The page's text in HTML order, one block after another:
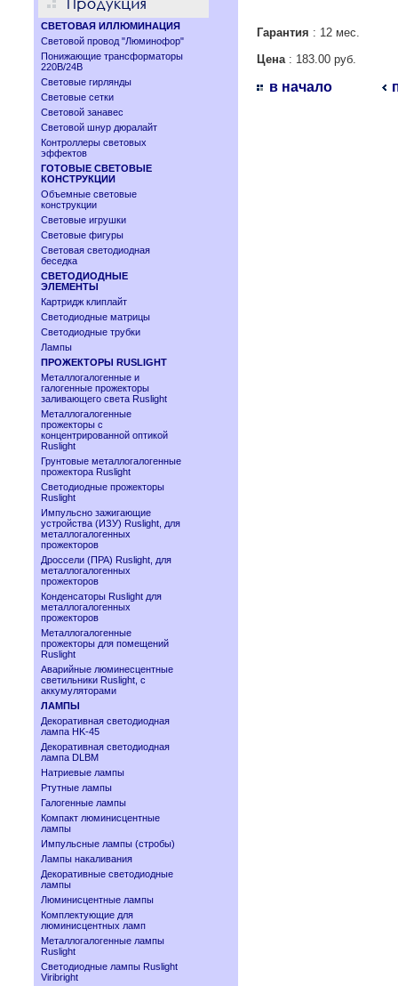
СВЕТОВАЯ ИЛЛЮМИНАЦИЯ
Световой провод "Люминофор"
Понижающие трансформаторы
220В/24В
Световые гирлянды
Световые сетки
Световой занавес
Световой шнур дюралайт
Контроллеры световых
эффектов
ГОТОВЫЕ СВЕТОВЫЕ
КОНСТРУКЦИИ
Объемные световые
конструкции
Световые игрушки
Световые фигуры
Световая светодиодная
беседка
СВЕТОДИОДНЫЕ
ЭЛЕМЕНТЫ
Картридж клиплайт
Светодиодные матрицы
Светодиодные трубки
Лампы
ПРОЖЕКТОРЫ RUSLIGHT
Металлогалогенные и
галогенные прожекторы
заливающего света Ruslight
Металлогалогенные
прожекторы с
концентрированной оптикой
Ruslight
Грунтовые металлогалогенные
прожектора Ruslight
Светодиодные прожекторы
Ruslight
Импульсно зажигающие
устройства (ИЗУ) Ruslight, для
металлогалогенных
прожекторов
Дроссели (ПРА) Ruslight, для
металлогалогенных
прожекторов
Конденсаторы Ruslight для
металлогалогенных
прожекторов
Металлогалогенные
прожекторы для помещений
Ruslight
Аварийные люминесцентные
светильники Ruslight, с
аккумуляторами
ЛАМПЫ
Декоративная светодиодная
лампа HK-45
Декоративная светодиодная
лампа DLBM
Натриевые лампы
Ртутные лампы
Галогенные лампы
Компакт люминисцентные
лампы
Импульсные лампы (стробы)
Лампы накаливания
Декоративные светодиодные
лампы
Люминисцентные лампы
Комплектующие для
люминисцентных ламп
Металлогалогенные лампы
Ruslight
Светодиодные лампы Ruslight
Viribright
Гарантия : 12 мес.
Цена: 183.00 руб.
в начало